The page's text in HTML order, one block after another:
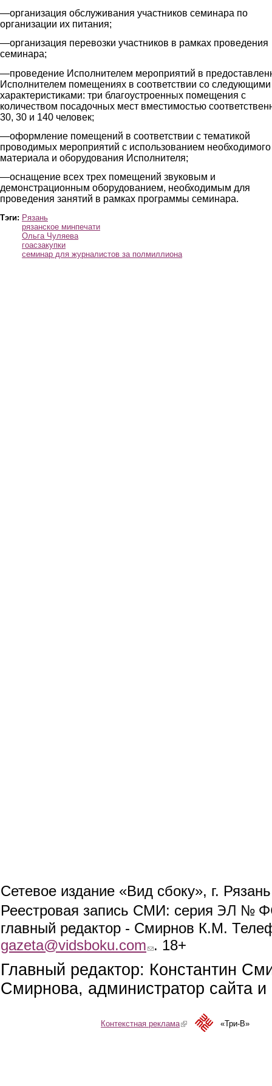
―организация обслуживания участников семинара по
организации их питания;
―организация перевозки участников в рамках проведения
семинара;
―проведение Исполнителем мероприятий в
Исполнителем помещениях в соответствии со следующими
характеристиками: три благоустроенных помещения с
количеством посадочных мест вместимостью
30, 30 и 140 человек;
―оформление помещений в соответствии с тематикой
проводимых мероприятий с использованием необходимого
материала и оборудования Исполнителя;
―оснащение всех трех помещений звуковым и
демонстрационным оборудованием, необходимым для
проведения занятий в рамках программы семинара.
Тэги: Рязань
рязанское минпечати
Ольга Чуляева
гоасзакупки
семинар для журналистов за полмиллиона
Сетевое издание «Вид сбоку», г.
Реестровая запись СМИ: серия ЭЛ №
главный редактор - Смирнов К.М.
gazeta@vidsboku.com (link sends e-mail)
. 18+
Главный редактор: Константин
Смирнова, администратор сайта
Контекстная реклама(link is external)«Три-В»